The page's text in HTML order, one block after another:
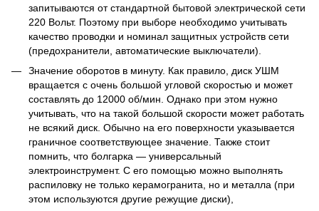
запитываются от стандартной бытовой электрической сети
220 Вольт. Поэтому при выборе необходимо учитывать
качество проводки и номинал защитных устройств сети
(предохранители, автоматические выключатели).
Значение оборотов в минуту. Как правило, диск УШМ
вращается с очень большой угловой скоростью и может
составлять до 12000 об/мин. Однако при этом нужно
учитывать, что на такой большой скорости может работать
не всякий диск. Обычно на его поверхности указывается
граничное соответствующее значение. Также стоит
помнить, что болгарка — универсальный
электроинструмент. С его помощью можно выполнять
распиловку не только керамогранита, но и металла (при
этом используются другие режущие диски),